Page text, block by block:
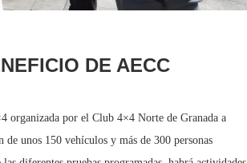
DE AECC
organizada por el Club 4×4 Norte de Granada a
unos 150 vehículos y más de 300 personas